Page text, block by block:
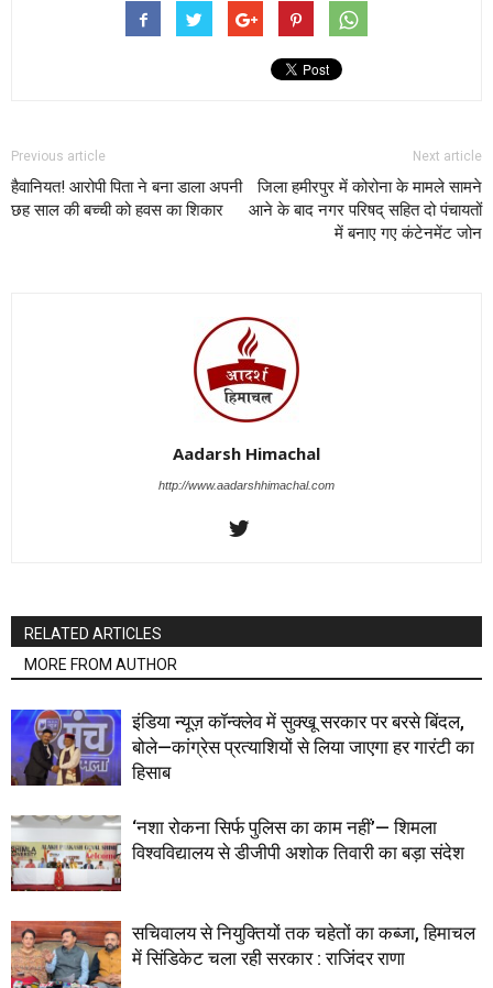
Previous article
हैवानियत! आरोपी पिता ने बना डाला अपनी
छह साल की बच्ची को हवस का शिकार
Next article
जिला हमीरपुर में कोरोना के मामले सामने
आने के बाद नगर परिषद् सहित दो पंचायतों
में बनाए गए कंटेनमेंट जोन
Aadarsh Himachal
http://www.aadarshhimachal.com
RELATED ARTICLES
MORE FROM AUTHOR
इंडिया न्यूज़ कॉन्क्लेव में सुक्खू सरकार पर बरसे बिंदल,
बोले—कांग्रेस प्रत्याशियों से लिया जाएगा हर गारंटी का
हिसाब
‘नशा रोकना सिर्फ पुलिस का काम नहीं’— शिमला
विश्वविद्यालय से डीजीपी अशोक तिवारी का बड़ा संदेश
सचिवालय से नियुक्तियों तक चहेतों का कब्जा, हिमाचल
में सिंडिकेट चला रही सरकार : राजिंदर राणा